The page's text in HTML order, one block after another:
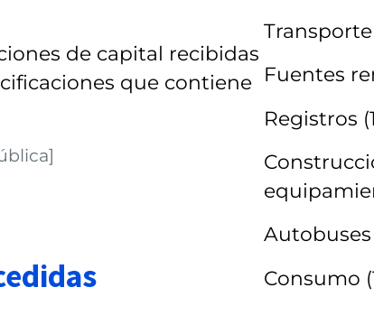
de capital recibidas
que contiene Fuentes
Registros
Autobuses
Consumo